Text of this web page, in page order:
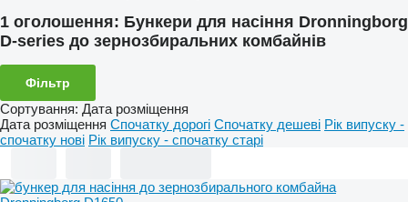
1 оголошення: Бункери для насіння Dronningborg
D-series до зернозбиральних комбайнів
Фільтр
Сортування: Дата розміщення
Дата розміщення Спочатку дорогі Спочатку дешеві Рік випуску -
спочатку нові Рік випуску - спочатку старі